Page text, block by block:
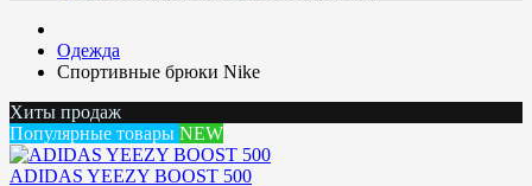
Одежда
Спортивные брюки Nike
Хиты продаж
Популярные товары NEW
ADIDAS YEEZY BOOST 500